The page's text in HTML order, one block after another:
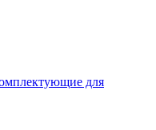
для